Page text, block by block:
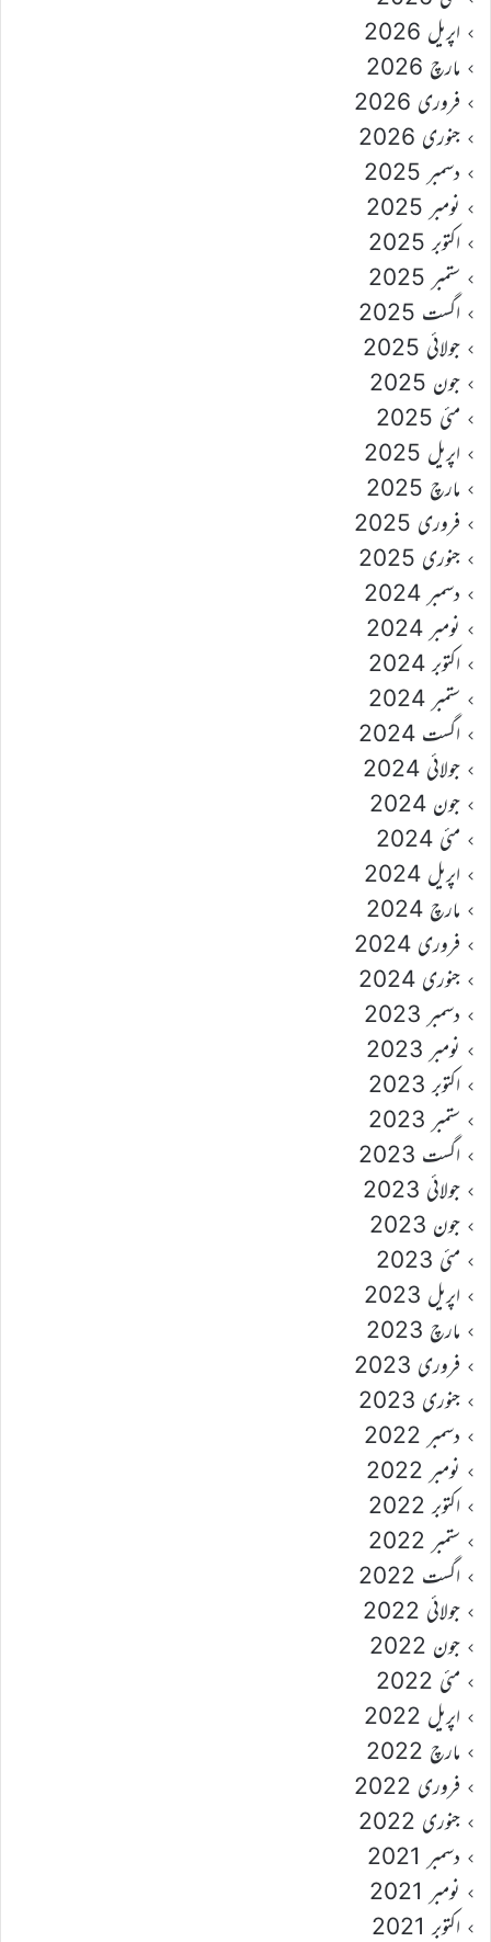
اپریل 2026
مارچ 2026
فروری 2026
جنوری 2026
دسمبر 2025
نومبر 2025
اکتوبر 2025
ستمبر 2025
اگست 2025
جولائی 2025
جون 2025
مئی 2025
اپریل 2025
مارچ 2025
فروری 2025
جنوری 2025
دسمبر 2024
نومبر 2024
اکتوبر 2024
ستمبر 2024
اگست 2024
جولائی 2024
جون 2024
مئی 2024
اپریل 2024
مارچ 2024
فروری 2024
جنوری 2024
دسمبر 2023
نومبر 2023
اکتوبر 2023
ستمبر 2023
اگست 2023
جولائی 2023
جون 2023
مئی 2023
اپریل 2023
مارچ 2023
فروری 2023
جنوری 2023
دسمبر 2022
نومبر 2022
اکتوبر 2022
ستمبر 2022
اگست 2022
جولائی 2022
جون 2022
مئی 2022
اپریل 2022
مارچ 2022
فروری 2022
جنوری 2022
دسمبر 2021
نومبر 2021
اکتوبر 2021